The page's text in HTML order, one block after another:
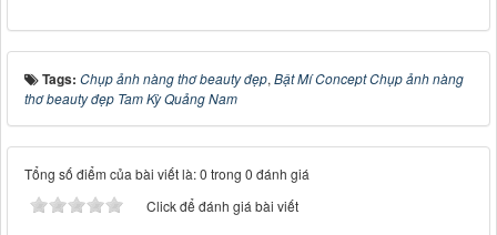
Tags: Chụp ảnh nàng thơ beauty đẹp, Bật Mí Concept Chụp ảnh nàng
thơ beauty đẹp Tam Kỳ Quảng Nam
Tổng số điểm của bài viết là: 0 trong 0 đánh giá
Click để đánh giá bài viết